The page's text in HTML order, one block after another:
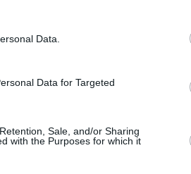
Data.
Data for Targeted
Sale, and/or Sharing
with the Purposes for which it
του Βανς.
να παρέμβουν στη
να υποδαυλίσουν τον
εκπρόσωπος του
ότι όλοι θα
οικογένειας του θύματος